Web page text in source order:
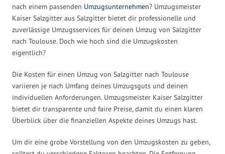
nach einem passenden Umzugsunternehmen? Umzugsmeister
Kaiser Salzgitter aus Salzgitter bietet dir professionelle und
zuverlässige Umzugsservices für deinen Umzug von Salzgitter
nach Toulouse. Doch wie hoch sind die Umzugskosten
eigentlich?
Die Kosten für einen Umzug von Salzgitter nach Toulouse
variieren je nach Umfang deines Umzugsguts und deinen
individuellen Anforderungen. Umzugsmeister Kaiser Salzgitter
bietet dir transparente und faire Preise, damit du einen klaren
Überblick über die finanziellen Aspekte deines Umzugs hast.
Um dir eine grobe Vorstellung von den Umzugskosten zu geben,